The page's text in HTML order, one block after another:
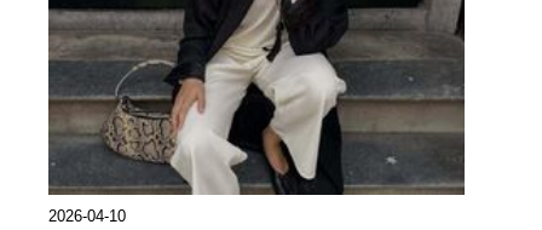
2026-04-10